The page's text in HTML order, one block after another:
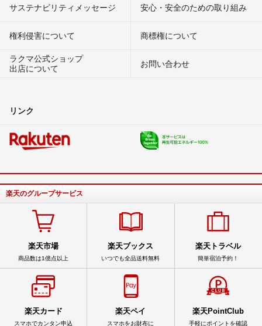
サステナビリティメッセージ 安心・安全のための取り組み
権利侵害について
商標権について
ラクマ公式ショップ
出店について
お問い合わせ
リンク
楽天のグループサービス
楽天市場
商品数は1億点以上
楽天ブックス
いつでも全品送料無料
楽天トラベル
簡単宿泊予約！
楽天カード
スマホでカンタン申込
楽天ペイ
スマホをお財布に
楽天PointClub
手軽にポイントを確認